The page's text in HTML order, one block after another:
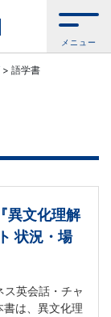
メニュー
> 語学書
異文化理解
状況・場
ス英会話・チャ
は、異文化理